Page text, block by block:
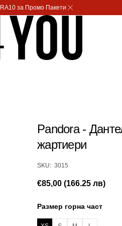
за Промо Пакети
Pandora -
жартиери
SKU:
SKU: 3015
Редовна
€85,00 (166.25 лв)
Размер горна част